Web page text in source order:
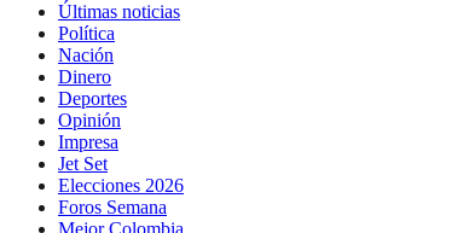
Últimas noticias
Política
Nación
Dinero
Deportes
Opinión
Impresa
Jet Set
Elecciones 2026
Foros Semana